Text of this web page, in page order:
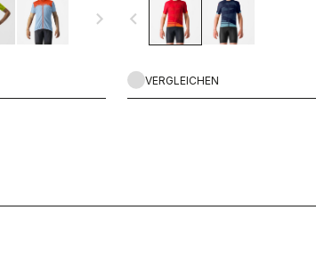
navigate_next navigate_before
VERGLEICHEN